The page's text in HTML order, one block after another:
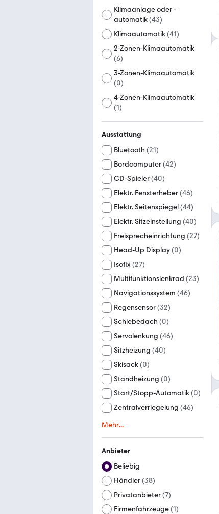
Klimaanlage oder -
automatik(43)
Klimaautomatik(41)
2-Zonen-Klimaautomatik
(6)
3-Zonen-Klimaautomatik
(0)
4-Zonen-Klimaautomatik
(1)
Ausstattung
Bluetooth (21)
Bordcomputer(42)
CD-Spieler(40)
Elektr. Fensterheber(46)
Elektr. Seitenspiegel(44)
Elektr. Sitzeinstellung (40)
Freisprecheinrichtung (27)
Head-Up Display(0)
Isofix(27)
Multifunktionslenkrad (23)
Navigationssystem (46)
Regensensor(32)
Schiebedach (0)
Servolenkung (46)
Sitzheizung (40)
Skisack(0)
Standheizung (0)
Start/Stopp-Automatik(0)
Zentralverriegelung (46)
Mehr...
Anbieter
Beliebig
Händler(38)
Privatanbieter(7)
Firmenfahrzeuge(1)